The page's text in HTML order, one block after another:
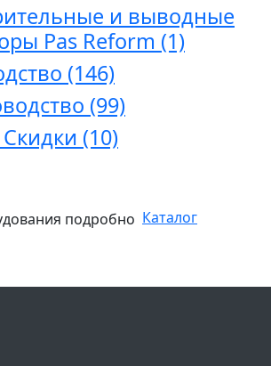
и выводные
Pas Reform (1)
(146)
(99)
(10)
Каталог